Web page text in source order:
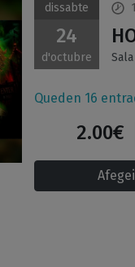
dissabte
24
d'octubre
Queden 16
2.00€